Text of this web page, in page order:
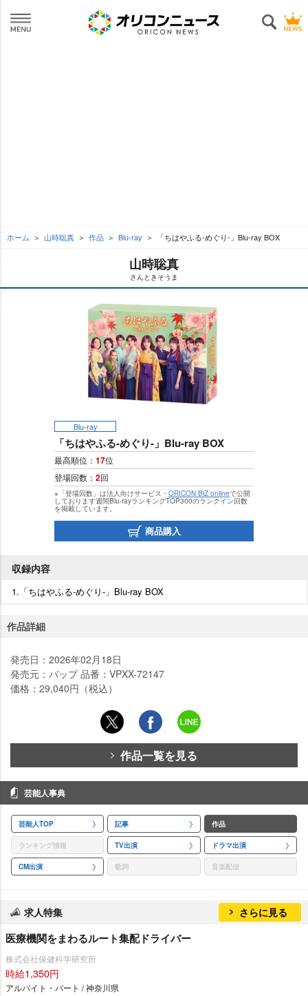
ホーム 山時聡真 作品 Blu-ray 「ちはやふる-めぐり-」Blu-ray BOX
山時聡真
さんときそうま
Blu-ray
「ちはやふる-めぐり-」Blu-ray BOX
最高順位： 17位
登場回数： 2回
※「登場回数」は法人向けサービス・ ORICON BiZ onlineで公開
しております週間Blu-rayランキングTOP300のランクイン回数
を掲載しています。
商品購入
収録内容
1.「ちはやふる-めぐり-」Blu-ray BOX
作品詳細
発売日：2026年02月18日
発売元：バップ 品番：VPXX-72147
価格：29,040円（税込）
作品一覧を見る
芸能人事典
芸能人TOP 記事 作品
ランキング情報 TV出演 ドラマ出演
CM出演 歌詞 音楽配信
求人特集 さらに見る
医療機関をまわるルート集配ドライバー
株式会社保健科学研究所
時給1,350円
アルバイト・パート / 神奈川県